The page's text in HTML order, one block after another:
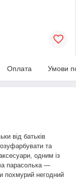
Оплата Умови
від батьків
та
одним із
парасолька —
похмурий негодний